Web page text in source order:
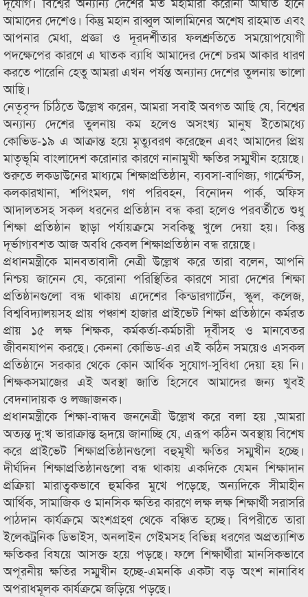
আমাদের দেশেও। কিন্তু মহান রাব্বুল আলামিনের অশেষ রাহমাত এবং
আপনার মেধা, প্রজ্ঞা ও দূরদর্শীতার ফলশ্রুতিতে সময়োপযোগী
পদক্ষেপের কারণে এ ঘাতক ব্যাধি আমাদের দেশে চরম আকার ধারণ
করতে পারেনি হেতু আমরা এখন পর্যন্ত অন্যান্য দেশের তুলনায় ভালো
আছি।
নেতৃবৃন্দ চিঠিতে উল্লেখ করেন, আমরা সবাই অবগত আছি যে, বিশ্বের
অন্যান্য দেশের তুলনায় কম হলেও অসংখ্য মানুষ ইতোমধ্যে
কোভিড-১৯ এ আক্রান্ত হয়ে মৃত্যুবরণ করেছেন এবং আমাদের প্রিয়
মাতৃভূমি বাংলাদেশ করোনার কারণে নানামুখী ক্ষতির সম্মুখীন হয়েছে।
শুরুতে লকডাউনের মাধ্যমে শিক্ষাপ্রতিষ্ঠান, ব্যবসা-বাণিজ্য, গার্মেন্টস,
কলকারখানা, শপিংমল, গণ পরিবহন, বিনোদন পার্ক, অফিস
আদালতসহ সকল ধরনের প্রতিষ্ঠান বন্ধ করা হলেও পরবর্তীতে শুধু
শিক্ষা প্রতিষ্ঠান ছাড়া পর্যায়ক্রমে সবকিছু খুলে দেয়া হয়। কিন্তু
দূর্ভাগ্যবশত আজ অবধি কেবল শিক্ষাপ্রতিষ্ঠান বন্ধ রয়েছে।
প্রধানমন্ত্রীকে মানবতাবাদী নেত্রী উল্লেখ করে তারা বলেন, আপনি
নিশ্চয় জানেন যে, করোনা পরিস্থিতির কারণে সারা দেশের শিক্ষা
প্রতিষ্ঠানগুলো বন্ধ থাকায় এদেশের কিন্ডারগার্টেন, স্কুল, কলেজ,
বিশ্ববিদ্যালয়সহ প্রায় পঞ্চাশ হাজার প্রাইভেট শিক্ষা প্রতিষ্ঠানে কর্মরত
প্রায় ১৫ লক্ষ শিক্ষক, কর্মকর্তা-কর্মচারী দূর্বীসহ ও মানবেতর
জীবনযাপন করছে। কেননা কোভিড-এর এই কঠিন সময়েও এসকল
প্রতিষ্ঠানে সরকার থেকে কোন আর্থিক সুযোগ-সুবিধা দেয়া হয় নি।
শিক্ষকসমাজের এই অবস্থা জাতি হিসেবে আমাদের জন্য খুবই
বেদনাদায়ক ও লজ্জাজনক।
প্রধানমন্ত্রীকে শিক্ষা-বান্ধব জননেত্রী উল্লেখ করে বলা হয় ,আমরা
অত্যন্ত দু:খ ভারাক্রান্ত হৃদয়ে জানাচ্ছি যে, এরূপ কঠিন অবস্থায় বিশেষ
করে প্রাইভেট শিক্ষাপ্রতিষ্ঠানগুলো বহুমূখী ক্ষতির সম্মুখীন হচ্ছে।
দীর্ঘদিন শিক্ষাপ্রতিষ্ঠানগুলো বন্ধ থাকায় একদিকে যেমন শিক্ষাদান
প্রক্রিয়া মারাত্বকভাবে হুমকির মুখে পড়েছে, অন্যদিকে সীমাহীন
আর্থিক, সামাজিক ও মানসিক ক্ষতির কারণে লক্ষ লক্ষ শিক্ষার্থী সরাসরি
পাঠদান কার্যক্রমে অংশগ্রহণ থেকে বঞ্চিত হচ্ছে। বিপরীতে তারা
ইলেকট্রনিক ডিভাইস, অনলাইন গেইমসহ বিভিন্ন ধরণের অপ্রত্যাশিত
ক্ষতিকর বিষয়ে আসক্ত হয়ে পড়ছে। ফলে শিক্ষার্থীরা মানসিকভাবে
অপূরনীয় ক্ষতির সম্মুখীন হচ্ছে-এমনকি একটা বড় অংশ নানাবিধ
অপরাধমূলক কার্যক্রমে জড়িয়ে পড়ছে।